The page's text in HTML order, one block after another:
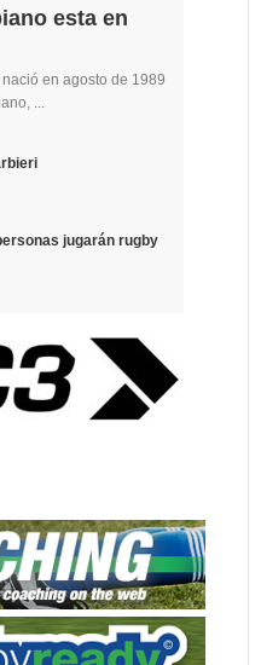
esta en
en agosto de 1989
...
jugarán rugby